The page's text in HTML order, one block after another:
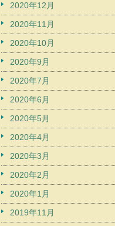
2020年12月
2020年11月
2020年10月
2020年9月
2020年7月
2020年6月
2020年5月
2020年4月
2020年3月
2020年2月
2020年1月
2019年11月